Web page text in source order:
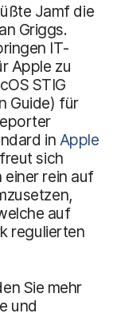
Jamf die
Griggs.
IT-
Apple zu
STIG
Guide) für
in Apple
sich
einer rein auf
auf
regulierten
Sie mehr
und